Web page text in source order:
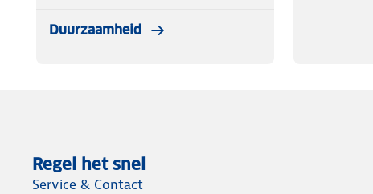
Duurzaamheid
Regel het snel
Service & Contact